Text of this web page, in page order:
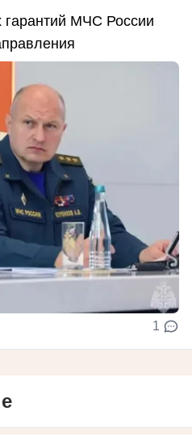
гарантий МЧС России
1